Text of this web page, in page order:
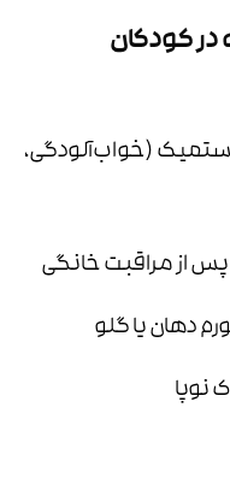
کودکان
(خواب‌آلودگی،
دهان یا گلو
نوپا